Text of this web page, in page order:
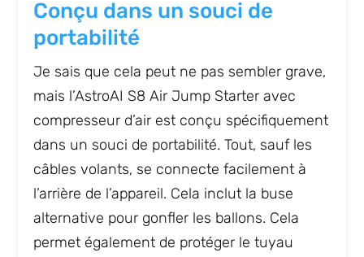
Conçu dans un souci de
portabilité
Je sais que cela peut ne pas sembler grave,
mais l’AstroAI S8 Air Jump Starter avec
compresseur d’air est conçu spécifiquement
dans un souci de portabilité. Tout, sauf les
câbles volants, se connecte facilement à
l’arrière de l’appareil. Cela inclut la buse
alternative pour gonfler les ballons. Cela
permet également de protéger le tuyau